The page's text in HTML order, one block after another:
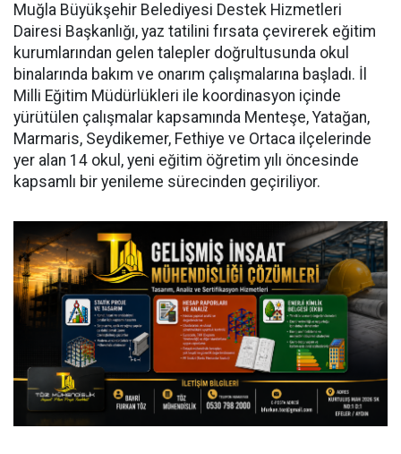
Muğla Büyükşehir Belediyesi Destek Hizmetleri
Dairesi Başkanlığı, yaz tatilini fırsata çevirerek eğitim
kurumlarından gelen talepler doğrultusunda okul
binalarında bakım ve onarım çalışmalarına başladı. İl
Milli Eğitim Müdürlükleri ile koordinasyon içinde
yürütülen çalışmalar kapsamında Menteşe, Yatağan,
Marmaris, Seydikemer, Fethiye ve Ortaca ilçelerinde
yer alan 14 okul, yeni eğitim öğretim yılı öncesinde
kapsamlı bir yenileme sürecinden geçiriliyor.